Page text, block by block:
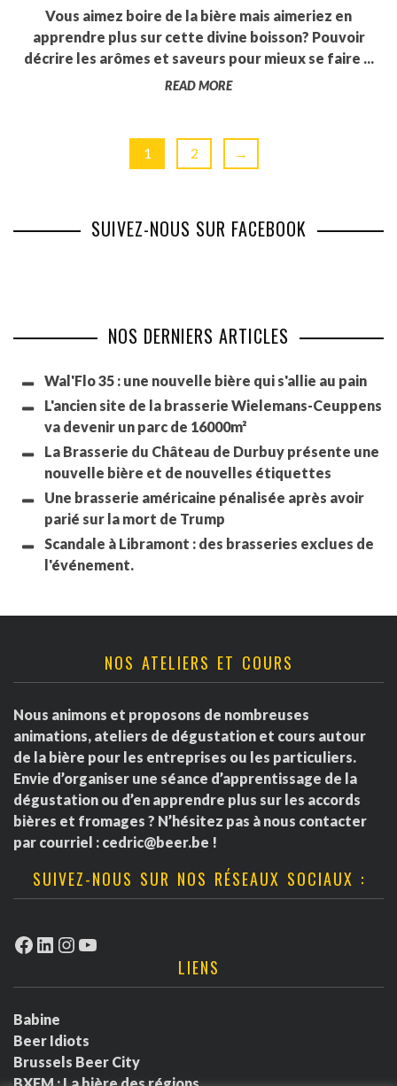
Vous aimez boire de la bière mais aimeriez en
apprendre plus sur cette divine boisson? Pouvoir
décrire les arômes et saveurs pour mieux se faire ...
READ MORE
1 2 →
SUIVEZ-NOUS SUR FACEBOOK
NOS DERNIERS ARTICLES
Wal'Flo 35 : une nouvelle bière qui s'allie au pain
L'ancien site de la brasserie Wielemans-Ceuppens
va devenir un parc de 16000m²
La Brasserie du Château de Durbuy présente une
nouvelle bière et de nouvelles étiquettes
Une brasserie américaine pénalisée après avoir
parié sur la mort de Trump
Scandale à Libramont : des brasseries exclues de
l'événement.
NOS ATELIERS ET COURS
Nous animons et proposons de nombreuses
animations, ateliers de dégustation et cours autour
de la bière pour les entreprises ou les particuliers.
Envie d’organiser une séance d’apprentissage de la
dégustation ou d’en apprendre plus sur les accords
bières et fromages ? N’hésitez pas à nous contacter
par courriel : cedric@beer.be !
SUIVEZ-NOUS SUR NOS RÉSEAUX SOCIAUX :
Facebook
LinkedIn
Instagram
YouTube
LIENS
Babine
Beer Idiots
Brussels Beer City